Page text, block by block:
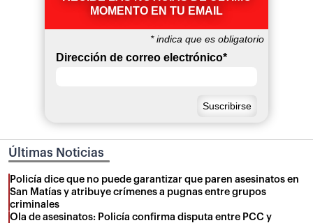
MOMENTO EN TU EMAIL
*indica que es obligatorio
Dirección de correo electrónico*
Últimas Noticias
Policía dice que no puede garantizar que paren asesinatos en
San Matías y atribuye crímenes a pugnas entre grupos
criminales
Ola de asesinatos: Policía confirma disputa entre PCC y